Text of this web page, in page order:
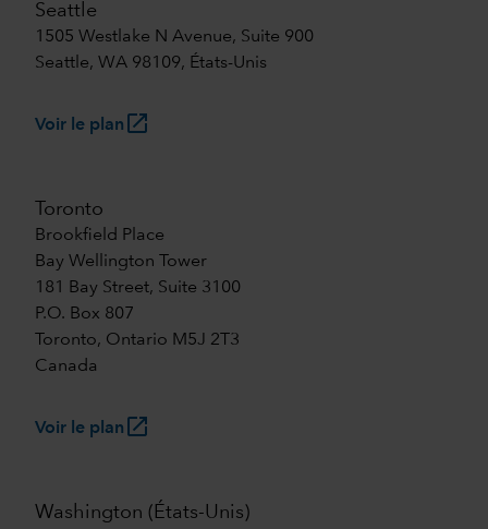
Seattle
1505 Westlake N Avenue, Suite 900
Seattle, WA 98109, États-Unis
Voir le plan launch
Toronto
Brookfield Place
Bay Wellington Tower
181 Bay Street, Suite 3100
P.O. Box 807
Toronto, Ontario M5J 2T3
Canada
Voir le plan launch
Washington (États-Unis)